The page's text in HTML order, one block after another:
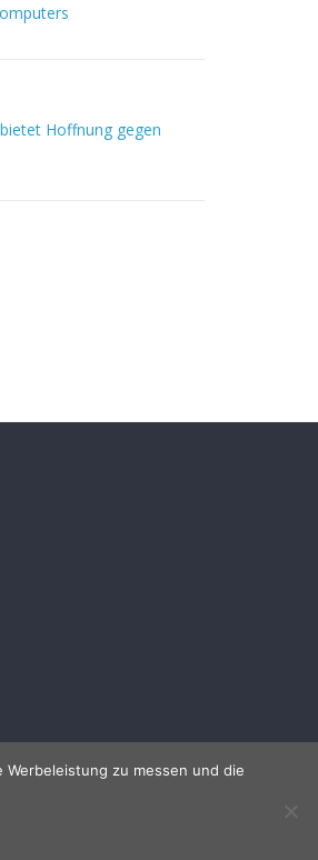
Hoffnung gegen
zu messen und die